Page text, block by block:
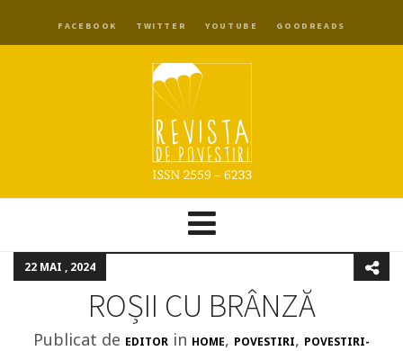
FACEBOOK TWITTER YOUTUBE GOODREADS
22 MAI , 2024
ROȘII CU BRÂNZĂ
Publicat de EDITOR in HOME, POVESTIRI, POVESTIRI-